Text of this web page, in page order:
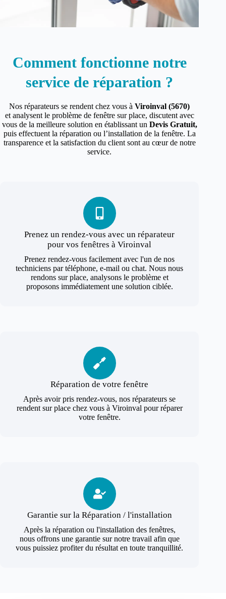
Comment fonctionne notre
service de réparation ?
Nos réparateurs se rendent chez vous àViroinval (5670)
et analysent le problème de fenêtre sur place, discutent avec
vous de la meilleure solution en établissant un Devis Gratuit,
puis effectuent la réparation ou l’installation de la fenêtre. La
transparence et la satisfaction du client sont au cœur de notre
service.
Prenez un rendez-vous avec un réparateur
pour vos fenêtres à Viroinval
Prenez rendez-vous facilement avec l'un de nos
techniciens par téléphone, e-mail ou chat. Nous nous
rendons sur place, analysons le problème et
proposons immédiatement une solution ciblée.
Réparation de votre fenêtre
Après avoir pris rendez-vous, nos réparateurs se
rendent sur place chez vous à Viroinval pour réparer
votre fenêtre.
Garantie sur la Réparation / l'installation
Après la réparation ou l'installation des fenêtres,
nous offrons une garantie sur notre travail afin que
vous puissiez profiter du résultat en toute tranquillité.